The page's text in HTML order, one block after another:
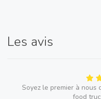
Les avis
Soyez le premier à nous
food